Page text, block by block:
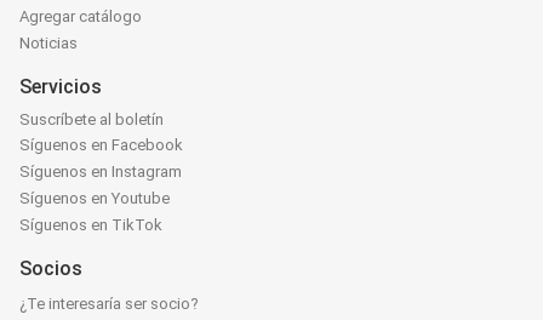
Agregar catálogo
Noticias
Servicios
Suscríbete al boletín
Síguenos en Facebook
Síguenos en Instagram
Síguenos en Youtube
Síguenos en TikTok
Socios
¿Te interesaría ser socio?